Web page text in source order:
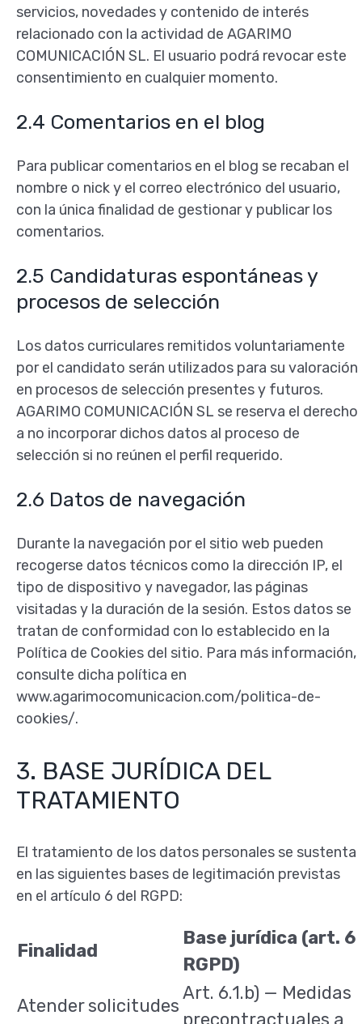
servicios, novedades y contenido de interés
relacionado con la actividad de AGARIMO
COMUNICACIÓN SL. El usuario podrá revocar este
consentimiento en cualquier momento.
2.4 Comentarios en el blog
Para publicar comentarios en el blog se recaban el
nombre o nick y el correo electrónico del usuario,
con la única finalidad de gestionar y publicar los
comentarios.
2.5 Candidaturas espontáneas y
procesos de selección
Los datos curriculares remitidos voluntariamente
por el candidato serán utilizados para su valoración
en procesos de selección presentes y futuros.
AGARIMO COMUNICACIÓN SL se reserva el derecho
a no incorporar dichos datos al proceso de
selección si no reúnen el perfil requerido.
2.6 Datos de navegación
Durante la navegación por el sitio web pueden
recogerse datos técnicos como la dirección IP, el
tipo de dispositivo y navegador, las páginas
visitadas y la duración de la sesión. Estos datos se
tratan de conformidad con lo establecido en la
Política de Cookies del sitio. Para más información,
consulte dicha política en
www.agarimocomunicacion.com/politica-de-
cookies/.
3. BASE JURÍDICA DEL
TRATAMIENTO
El tratamiento de los datos personales se sustenta
en las siguientes bases de legitimación previstas
en el artículo 6 del RGPD:
Finalidad
Base jurídica (art. 6
RGPD)
Atender solicitudes
Art. 6.1.b) — Medidas
precontractuales a